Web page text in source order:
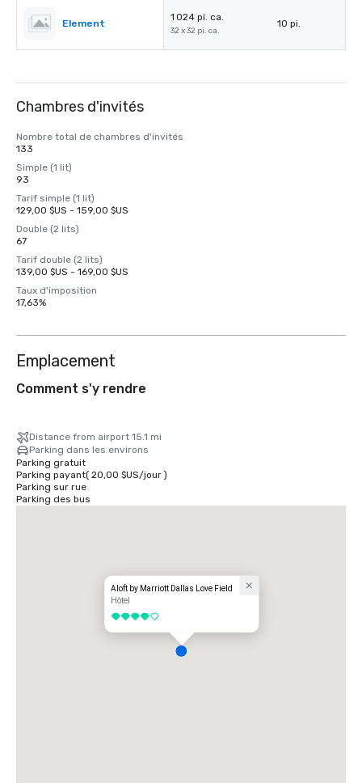
Element
1 024 pi. ca.
32 x 32 pi. ca.
10 pi.
Chambres d'invités
Nombre total de chambres d'invités
133
Simple (1 lit)
93
Tarif simple (1 lit)
129,00 $US - 159,00 $US
Double (2 lits)
67
Tarif double (2 lits)
139,00 $US - 169,00 $US
Taux d'imposition
17,63%
Emplacement
Comment s'y rendre
Distance from airport 15.1 mi
Parking dans les environs
Parking gratuit
Parking payant( 20,00 $US/jour)
Parking sur rue
Parking des bus
Aloft by Marriott Dallas Love Field
Hôtel
4 sur 5